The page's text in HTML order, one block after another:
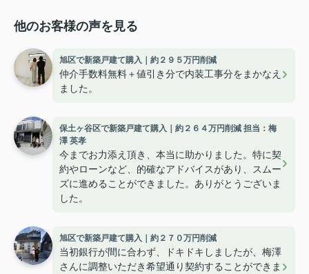
他のお客様の声を見る
旭区で新築戸建て購入｜約２９５万円削減
仲介手数料無料＋値引き分で内装工事分をまかなえ
ました。
保土ヶ谷区で新築戸建て購入｜約２６４万円削減 担当：梅
澤 英孝
今までお力添え頂き、本当に助かりました。特に契
約やローンなど、的確なアドバイスがあり、スムー
ズに進めることができました。ありがとうございま
した。
旭区で新築戸建て購入｜約２７０万円削減
当初銀行が間に合わず、ドキドキしましたが、梅澤
さんに調整いただき希望通り契約することができま